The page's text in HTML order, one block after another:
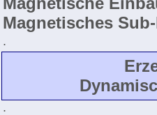
Magnetisches
.
.